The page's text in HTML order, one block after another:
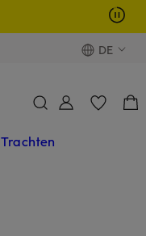
DE
Trachten